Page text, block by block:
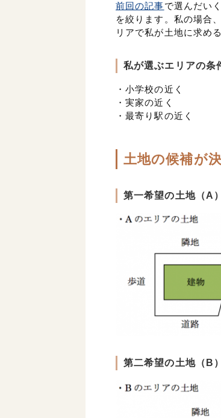
前回の記事で選んだい
を絞ります。私の場合
リアで私が土地に求め
私が選ぶエリアの条
・小学校の近く
・実家の近く
・最寄り駅の近く
土地の候補が
第一希望の土地（A）
第二希望の土地（B）